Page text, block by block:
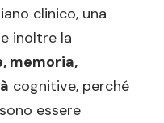
clinico, una
inoltre la
memoria,
cognitive, perché
essere